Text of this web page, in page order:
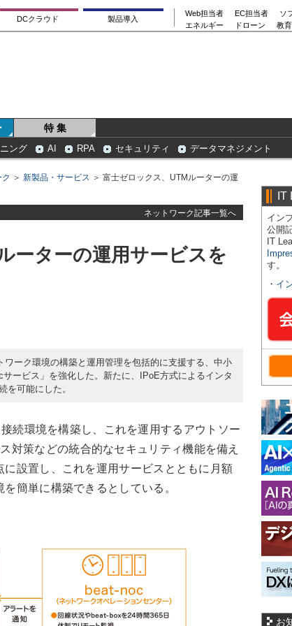
DCクラウド 製品導入
Web担当者 EC担当者
ソ
エネルギー
ドローン 教
特 集
ング AI RPA セキュリティ データマネジメント
＞ 新製品・サービス ＞ 富士ゼロックス、UTMルーターの運
ネットワーク記事一覧へ
ーターの運用サービスを
ーク環境の構築と運用管理を包括的に支援する、中小
ービス」を強化した。新たに、IPoE方式によるインタ
を可能にした。
続環境を構築し、これを運用するアウトソー
対策などの統合的なセキュリティ機能を備え
設置し、これを運用サービスとともに月額
簡単に構築できるとしている。
IT
イン
公開
IT
す。
・ イ
お